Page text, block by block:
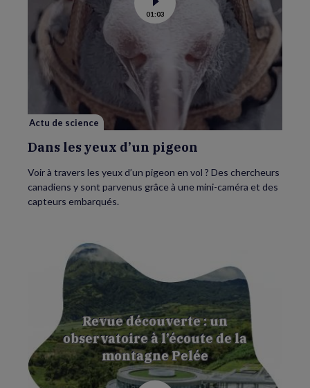
Voir
la
vidéo
01:03
Actu de science
Dans les yeux d’un pigeon
Voir à travers les yeux d’un pigeon en vol ? Des chercheurs
canadiens y sont parvenus grâce à une mini-caméra et des
capteurs embarqués.
Revue découverte : un
observatoire à l’écoute de la
montagne Pelée